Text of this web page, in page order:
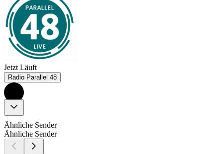
Jetzt Läuft
Radio Parallel 48
Ähnliche Sender
Ähnliche Sender